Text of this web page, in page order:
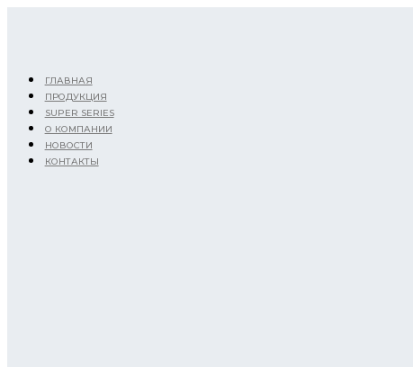
ГЛАВНАЯ
ПРОДУКЦИЯ
SUPER SERIES
О КОМПАНИИ
НОВОСТИ
КОНТАКТЫ